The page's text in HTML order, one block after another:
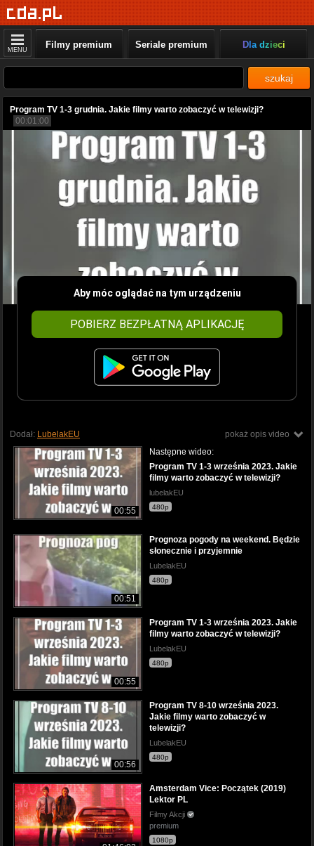
MENU Filmy premium Seriale premium Dla dzieci
szukaj
Program TV 1-3 grudnia. Jakie filmy warto zobaczyć w telewizji?
00:01:00
Aby móc oglądać na tym urządzeniu
POBIERZ BEZPŁATNĄ APLIKACJĘ
pokaż opis video
Dodał: LubelakEU
00:55
Następne wideo:
Program TV 1-3 września 2023. Jakie
filmy warto zobaczyć w telewizji?
lubelakEU
480p
00:51
Prognoza pogody na weekend. Będzie
słonecznie i przyjemnie
LubelakEU
480p
00:55
Program TV 1-3 września 2023. Jakie
filmy warto zobaczyć w telewizji?
LubelakEU
480p
00:56
Program TV 8-10 września 2023.
Jakie filmy warto zobaczyć w
telewizji?
LubelakEU
480p
Amsterdam Vice: Początek (2019)
Lektor PL
Filmy Akcji
premium
1080p